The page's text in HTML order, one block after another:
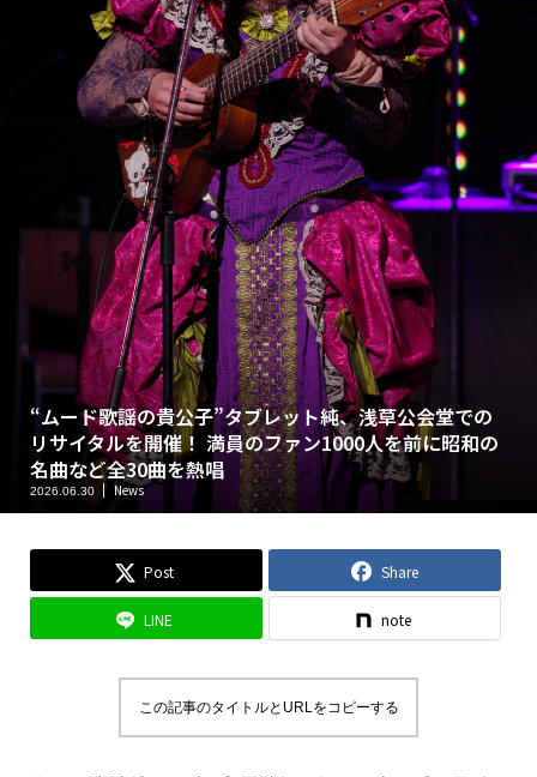
“ムード歌謡の貴公子”タブレット純、浅草公会堂での
リサイタルを開催！ 満員のファン1000人を前に昭和の
名曲など全30曲を熱唱
2026.06.30 News
Post Share
LINE note
この記事のタイトルとURLをコピーする